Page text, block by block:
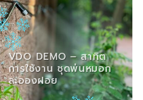
VDO DEMO – สาทิต
การใช้งาน ชุดพ่นหมอก
ละอองฝอย